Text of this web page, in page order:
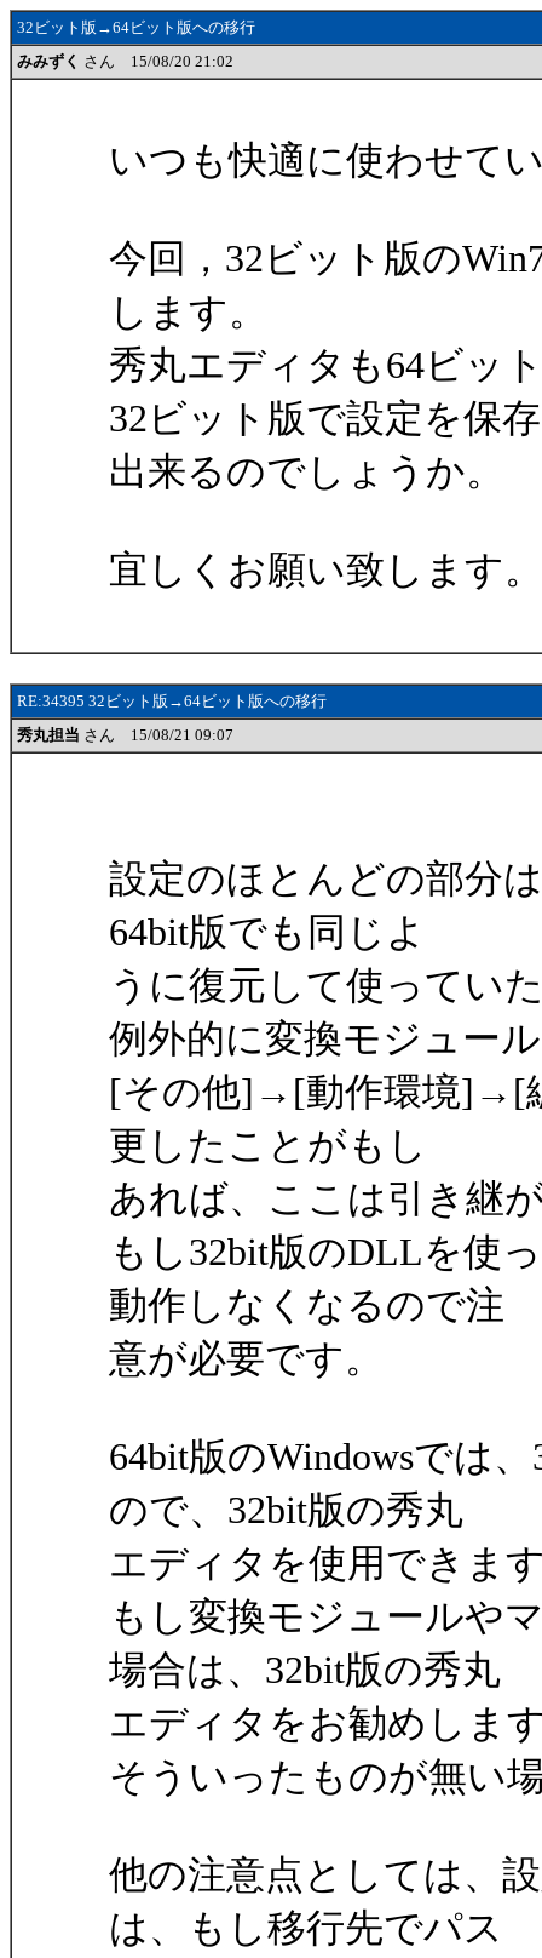
32ビット版→64ビット版への移行
みみずく さん 15/08/20 21:02
いつも快適に使わせて
今回，32ビット版の
します。
秀丸エディタも64ビッ
32ビット版で設定を保
出来るのでしょうか。
宜しくお願い致します。
RE:34395 32ビット版→64ビット版への移行
秀丸担当 さん 15/08/21 09:07
設定のほとんどの部分
64bit版でも同じよ
うに復元して使ってい
例外的に変換モジュー
[その他]→[動作環境]→[
更したことがもし
あれば、ここは引き継
もし32bit版のDLLを使
動作しなくなるので注
意が必要です。
64bit版のWindowsでは
ので、32bit版の秀丸
エディタを使用できま
もし変換モジュールや
場合は、32bit版の秀丸
エディタをお勧めしま
そういったものが無い
他の注意点としては、
は、もし移行先でパス